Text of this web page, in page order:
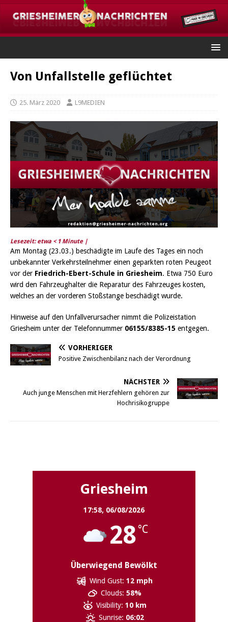
Von Unfallstelle geflüchtet
25. März 2020 L9MEDIEN
Lesezeit: etwa < 1 Minute |
Am Montag (23.03.) beschädigte im Laufe des Tages ein noch
unbekannter Verkehrsteilnehmer einen geparkten roten Peugeot
vor der Friedrich-Ebert-Schule in Griesheim. Etwa 750 Euro
wird den Fahrzeughalter die Reparatur des Fahrzeuges kosten,
welches an der vorderen Stoßstange beschädigt wurde.
Hinweise auf den Unfallverursacher nimmt die Polizeistation
Griesheim unter der Telefonnummer 06155/8385-15 entgegen.
VORHERIGER
Positive Zwischenbilanz nach der Verordnung
NÄCHSTER
Auch junge Menschen mit Herzfehlern gehören zur
Hochrisikogruppe
Griesheim
17:58, 06/08/2026
28°C
Überwiegend Bewölkt
Wind Gust: 12 mph
Clouds: 58%
Visibility: 10 km
Sunrise: 06:02